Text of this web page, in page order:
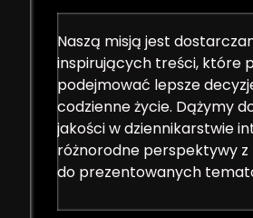
Naszą misją jest
inspirujących treści, które
podejmować lepsze
codzienne życie. Dążymy
jakości w dziennikarstwie
różnorodne perspektywy
do prezentowanych